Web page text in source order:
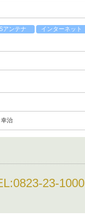
アンテナ
インターネット
治
0823-23-1000